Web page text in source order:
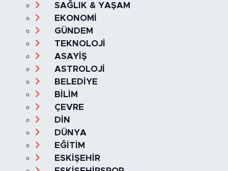
SAĞLIK & YAŞAM
EKONOMİ
GÜNDEM
TEKNOLOJİ
ASAYİŞ
ASTROLOJİ
BELEDİYE
BİLİM
ÇEVRE
DİN
DÜNYA
EĞİTİM
ESKİŞEHİR